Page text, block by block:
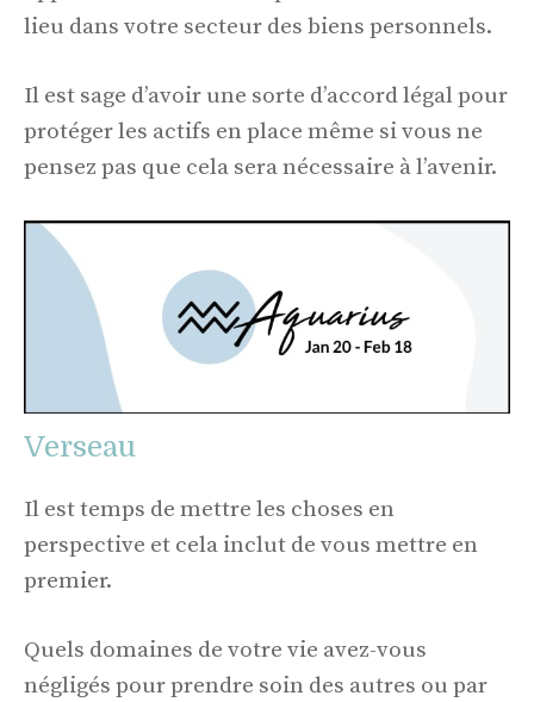
lieu dans votre secteur des biens personnels.
Il est sage d’avoir une sorte d’accord légal pour
protéger les actifs en place même si vous ne
pensez pas que cela sera nécessaire à l’avenir.
Verseau
Il est temps de mettre les choses en
perspective et cela inclut de vous mettre en
premier.
Quels domaines de votre vie avez-vous
négligés pour prendre soin des autres ou par